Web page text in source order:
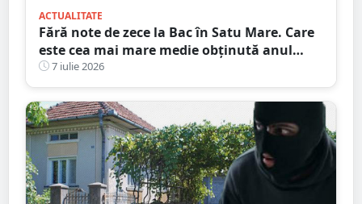
ACTUALITATE
Fără note de zece la Bac în Satu Mare. Care
este cea mai mare medie obținută anul
acesta la noi în județ
7 iulie 2026